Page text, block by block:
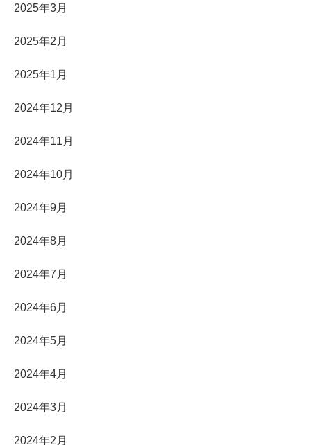
2025年3月
2025年2月
2025年1月
2024年12月
2024年11月
2024年10月
2024年9月
2024年8月
2024年7月
2024年6月
2024年5月
2024年4月
2024年3月
2024年2月